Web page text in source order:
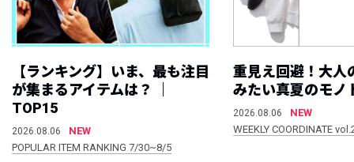
【ランキング】いま、最も注目
が集まるアイテムは？ ｜
TOP15
2026.08.06
NEW
POPULAR ITEM RANKING 7/30~8/5
重見え回避！大人
みたい真夏のモノ
2026.08.06
NEW
WEEKLY COORDINATE